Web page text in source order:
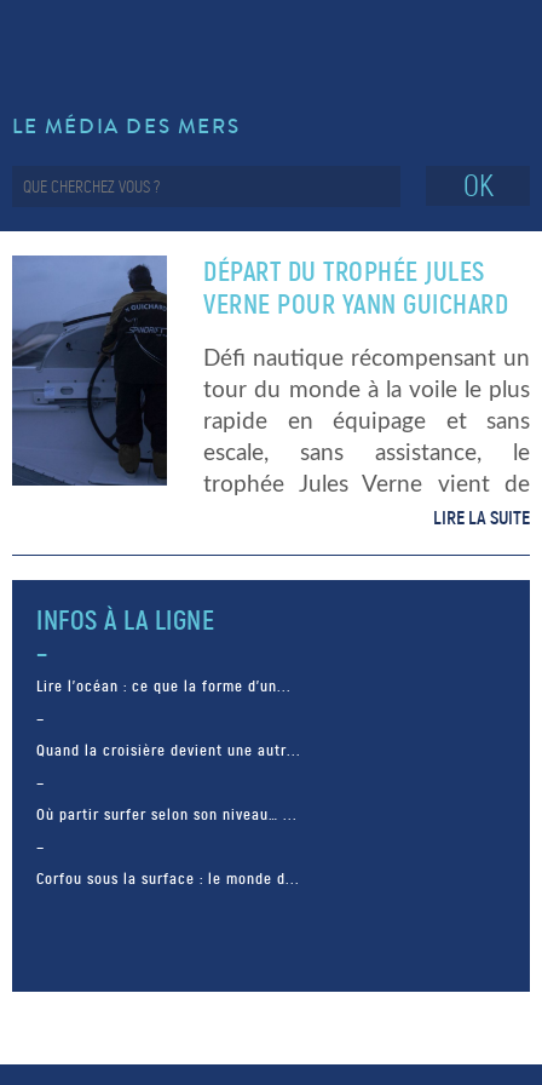
LE MÉDIA DES MERS
OK
DÉPART DU TROPHÉE JULES
VERNE POUR YANN GUICHARD
Défi nautique récompensant un
tour du monde à la voile le plus
rapide en équipage et sans
escale, sans assistance, le
trophée Jules Verne vient de
voir partir pour 21 760 milles le
Guichard et […]
LIRE LA SUITE
INFOS À LA LIGNE
Lire l’océan : ce que la forme d’un...
Quand la croisière devient une autr...
Où partir surfer selon son niveau… ...
Corfou sous la surface : le monde d...